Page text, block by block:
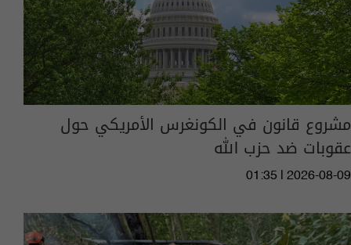
مشروع قانون في الكونغرس الأمريكي حول
عقوبات ضد حزب الله
01:35 | 2026-08-09